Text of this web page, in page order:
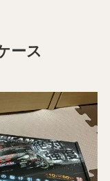
ース